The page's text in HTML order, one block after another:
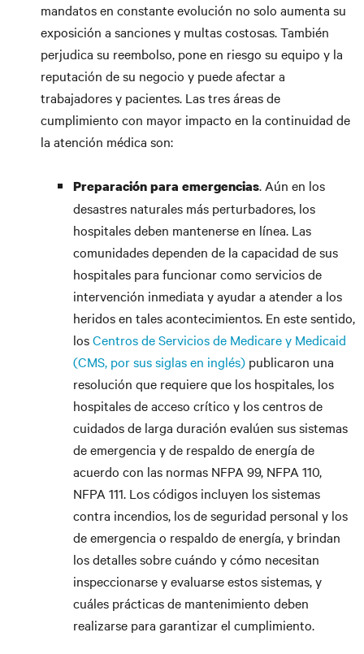
mandatos en constante evolución no solo aumenta su
exposición a sanciones y multas costosas. También
perjudica su reembolso, pone en riesgo su equipo y la
reputación de su negocio y puede afectar a
trabajadores y pacientes. Las tres áreas de
cumplimiento con mayor impacto en la continuidad de
la atención médica son:
Preparación para emergencias. Aún en los
desastres naturales más perturbadores, los
hospitales deben mantenerse en línea. Las
comunidades dependen de la capacidad de sus
hospitales para funcionar como servicios de
intervención inmediata y ayudar a atender a los
heridos en tales acontecimientos. En este sentido,
losCentros de Servicios de Medicare y Medicaid
(CMS, por sus siglas en inglés) publicaron una
resolución que requiere que los hospitales, los
hospitales de acceso crítico y los centros de
cuidados de larga duración evalúen sus sistemas
de emergencia y de respaldo de energía de
acuerdo con las normas NFPA 99, NFPA 110,
NFPA 111. Los códigos incluyen los sistemas
contra incendios, los de seguridad personal y los
de emergencia o respaldo de energía, y brindan
los detalles sobre cuándo y cómo necesitan
inspeccionarse y evaluarse estos sistemas, y
cuáles prácticas de mantenimiento deben
realizarse para garantizar el cumplimiento.